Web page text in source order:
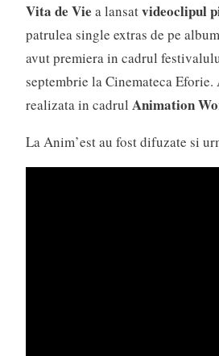
Vita de Vie a lansatvideoclipul
patrulea single extras de pe
avut premiera in cadrul
septembrie la Cinemateca
realizata in cadrul Animation
La Anim’est au fost difuzate si